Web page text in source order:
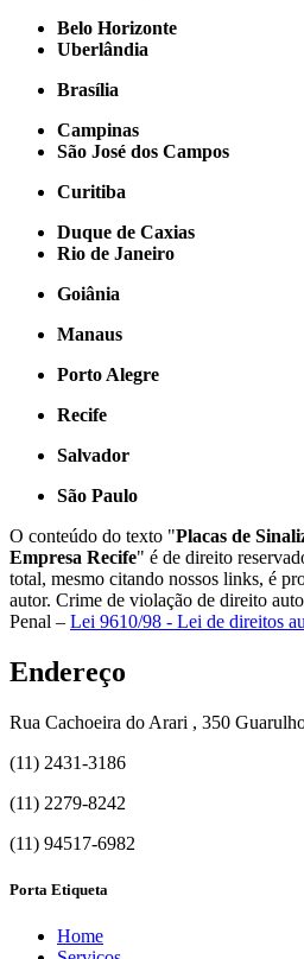
Belo Horizonte
Uberlândia
Brasília
Campinas
São José dos Campos
Curitiba
Duque de Caxias
Rio de Janeiro
Goiânia
Manaus
Porto Alegre
Recife
Salvador
São Paulo
O conteúdo do texto "Placas de
Empresa Recife" é de direito
total, mesmo citando nossos links, é
autor. Crime de violação de direito
Penal – Lei 9610/98 - Lei de direitos
Endereço
Rua Cachoeira do Arari , 350
(11) 2431-3186
(11) 2279-8242
(11) 94517-6982
Porta Etiqueta
Home